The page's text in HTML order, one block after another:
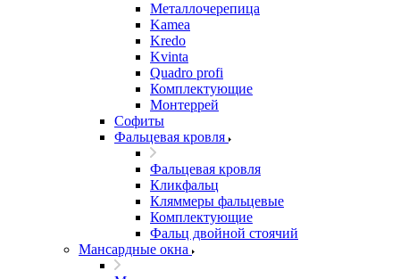
Металлочерепица
Kamea
Kredo
Kvinta
Quadro profi
Комплектующие
Монтеррей
Софиты
Фальцевая кровля
Фальцевая кровля
Кликфальц
Кляммеры фальцевые
Комплектующие
Фальц двойной стоячий
Мансардные окна